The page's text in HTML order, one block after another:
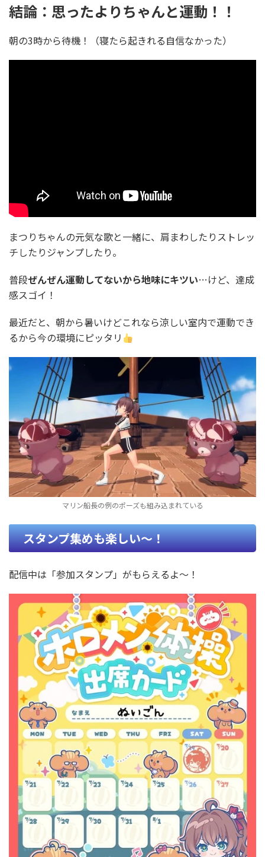
結論：思ったよりちゃんと運動！！
朝の3時から待機！（寝たら起きれる自信なかった）
まつりちゃんの元気な歌と一緒に、肩まわしたりストレッ
チしたりジャンプしたり。
普段ぜんぜん運動してないから地味にキツい…けど、達成
感スゴイ！
最近だと、朝から暑いけどこれなら涼しい室内で運動でき
るから今の環境にピッタリ
マリン船長の例のポーズも組み込まれている
スタンプ集めも楽しい〜！
配信中は「参加スタンプ」がもらえるよ〜！